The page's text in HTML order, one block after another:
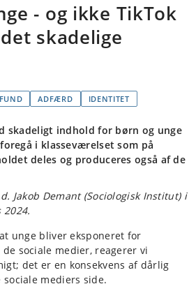
- og ikke TikTok
skadelige
ADFÆRD IDENTITET
skadeligt indhold for børn og unge
i klasseværelset som på
deles og produceres også af de
Jakob Demant (Sociologisk Institut) i
unge bliver eksponeret for
sociale medier, reagerer vi
det er en konsekvens af dårlig
mediers side.